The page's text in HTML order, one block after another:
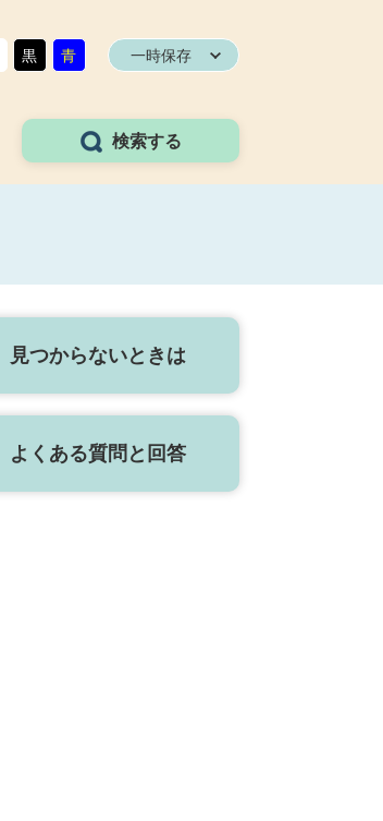
黒 青 一時保存
検索する
見つからないときは
よくある質問と回答